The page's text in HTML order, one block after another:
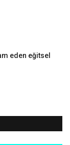
eden eğitsel